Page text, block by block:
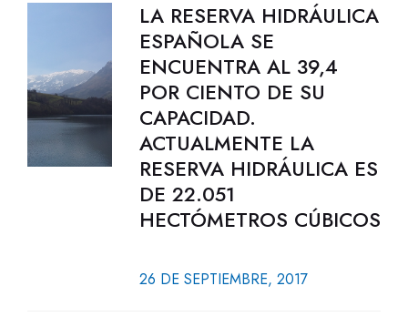
LA RESERVA HIDRÁULICA
ESPAÑOLA SE
ENCUENTRA AL 39,4
POR CIENTO DE SU
CAPACIDAD.
ACTUALMENTE LA
RESERVA HIDRÁULICA ES
DE 22.051
HECTÓMETROS CÚBICOS
26 DE SEPTIEMBRE, 2017